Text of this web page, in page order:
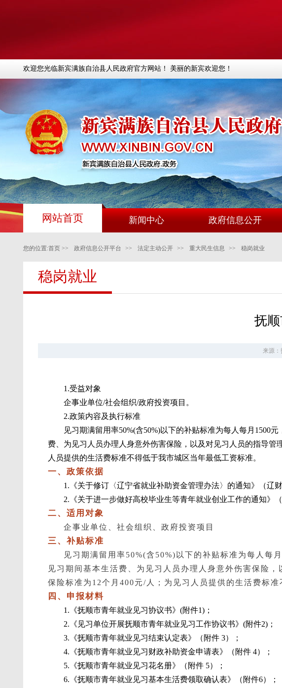
欢迎您光临新宾满族自治县人民政府官方网站！ 美丽的新宾欢迎您！
网站首页 新闻中心 政府信息公开
您的位置:首页 >> 政府信息公开平台 >> 法定主动公开 >> 重大民生信息 >> 稳岗就业
稳岗就业
抚
来源：
1.受益对象
企事业单位/社会组织/政府投资项目。
2.政策内容及执行标准
见习期满留用率50%(含50%)以下的补贴标准为每人每月1500
费、为见习人员办理人身意外伤害保险，以及对见习人员的指导
人员提供的生活费标准不得低于我市城区当年最低工资标准。
一、政策依据
1.《关于修订〈辽宁省就业补助资金管理办法〉的通知》（辽财
2.《关于进一步做好高校毕业生等青年就业创业工作的通知》（
二、适用对象
企事业单位、社会组织、政府投资项目
三、补贴标准
见习期满留用率50%(含50%)以下的补贴标准为每人每
见习期间基本生活费、为见习人员办理人身意外伤害保险
保险标准为12个月400元/人；为见习人员提供的生活费标准
四、申报材料
1.《抚顺市青年就业见习协议书》(附件1)；
2.《见习单位开展抚顺市青年就业见习工作协议书》(附件2)；
3.《抚顺市青年就业见习结束认定表》（附件 3）；
4.《抚顺市青年就业见习财政补助资金申请表》（附件 4）；
5.《抚顺市青年就业见习花名册》（附件 5）；
6.《抚顺市青年就业见习基本生活费领取确认表》（附件6）；